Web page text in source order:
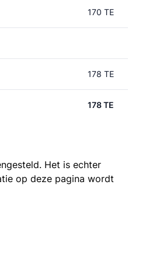
170 TE
178 TE
178 TE
Het is echter
op deze pagina wordt